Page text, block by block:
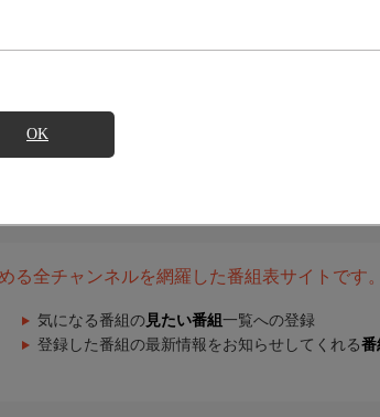
OK
る全チャンネルを網羅した番組表サイトです。
気になる番組の 見たい番組 一覧への登録
登録した番組の最新情報をお知らせしてくれる番